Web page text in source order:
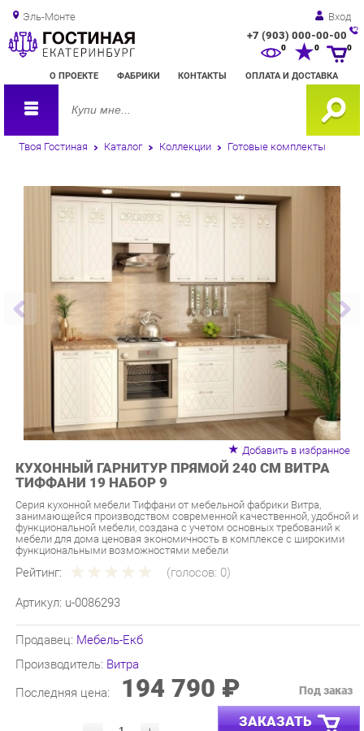
Эль-Монте Вход
+7 (903) 000-00-00
О ПРОЕКТЕ ФАБРИКИ КОНТАКТЫ ОПЛАТА И ДОСТАВКА
0 0
Твоя Гостиная Каталог Коллекции Готовые комплекты
Добавить в избранное
КУХОННЫЙ ГАРНИТУР ПРЯМОЙ 240 СМ ВИТРА
ТИФФАНИ 19 НАБОР 9
Серия кухонной мебели Тиффани от мебельной фабрики Витра,
функциональной мебели, создана с учетом основных требований к
мебели для дома ценовая экономичность в комплексе с широкими
функциональными возможностями мебели
Рейтинг: (голосов:0)
Артикул: u-0086293
Продавец:
Производитель:Витра
Последняя цена: 194 790 ₽
- ЗАКАЗАТЬ